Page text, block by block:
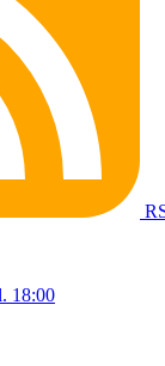
18:00